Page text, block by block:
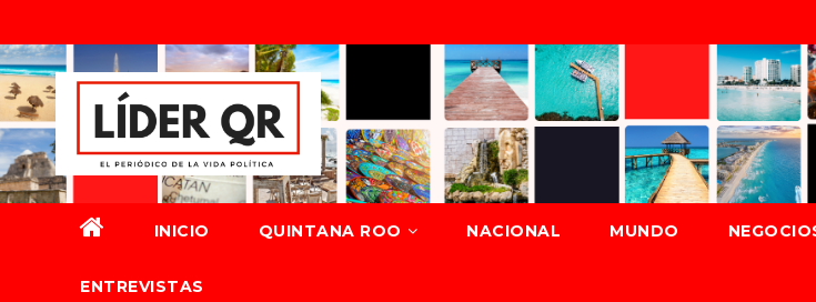
al
contenido
INICIO QUINTANA ROO NACIONAL MUNDO
ENTREVISTAS